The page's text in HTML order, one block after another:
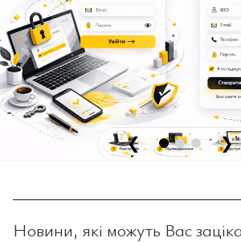
❮ ❯
Новини, які можуть Вас